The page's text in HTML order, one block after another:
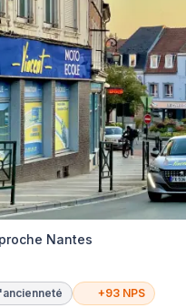
Nantes
+93 NPS